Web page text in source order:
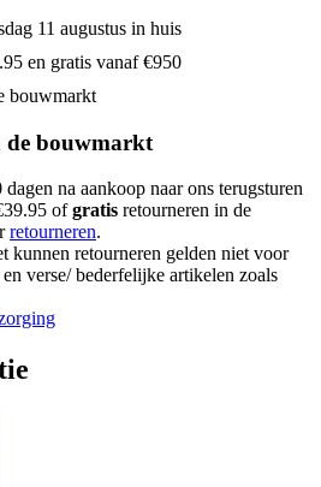
11 augustus in huis
en gratis vanaf €950
bouwmarkt
de bouwmarkt
na aankoop naar ons terugsturen
ofgratis retourneren in de
retourneren.
kunnen retourneren gelden niet voor
verse/ bederfelijke artikelen zoals